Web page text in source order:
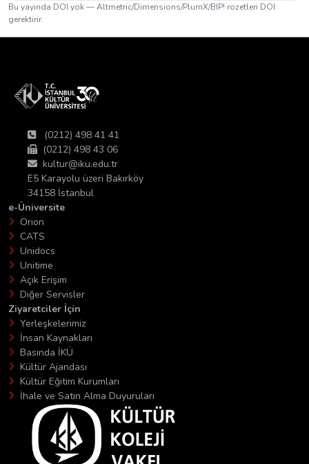
Bu yayında DOI yok — Altmetric/Dimensions/PlumX/BIP! rozetleri DOI
gerektirir.
(0212) 498 41 41
(0212) 498 43 06
kultur@iku.edu.tr
E5 Karayolu üzeri Bakırköy
34158 İstanbul
e-Üniversite
Orion
CATS
Unidocs
Unitime
Açık Erişim
Diğer Servisler
Ziyaretciler İçin
Yerleşkelerimiz
İnsan Kaynakları
Basında İKÜ
Kültür Ajandası
Kültür Eğitim Kurumları
İhale ve Satın Alma Duyuruları